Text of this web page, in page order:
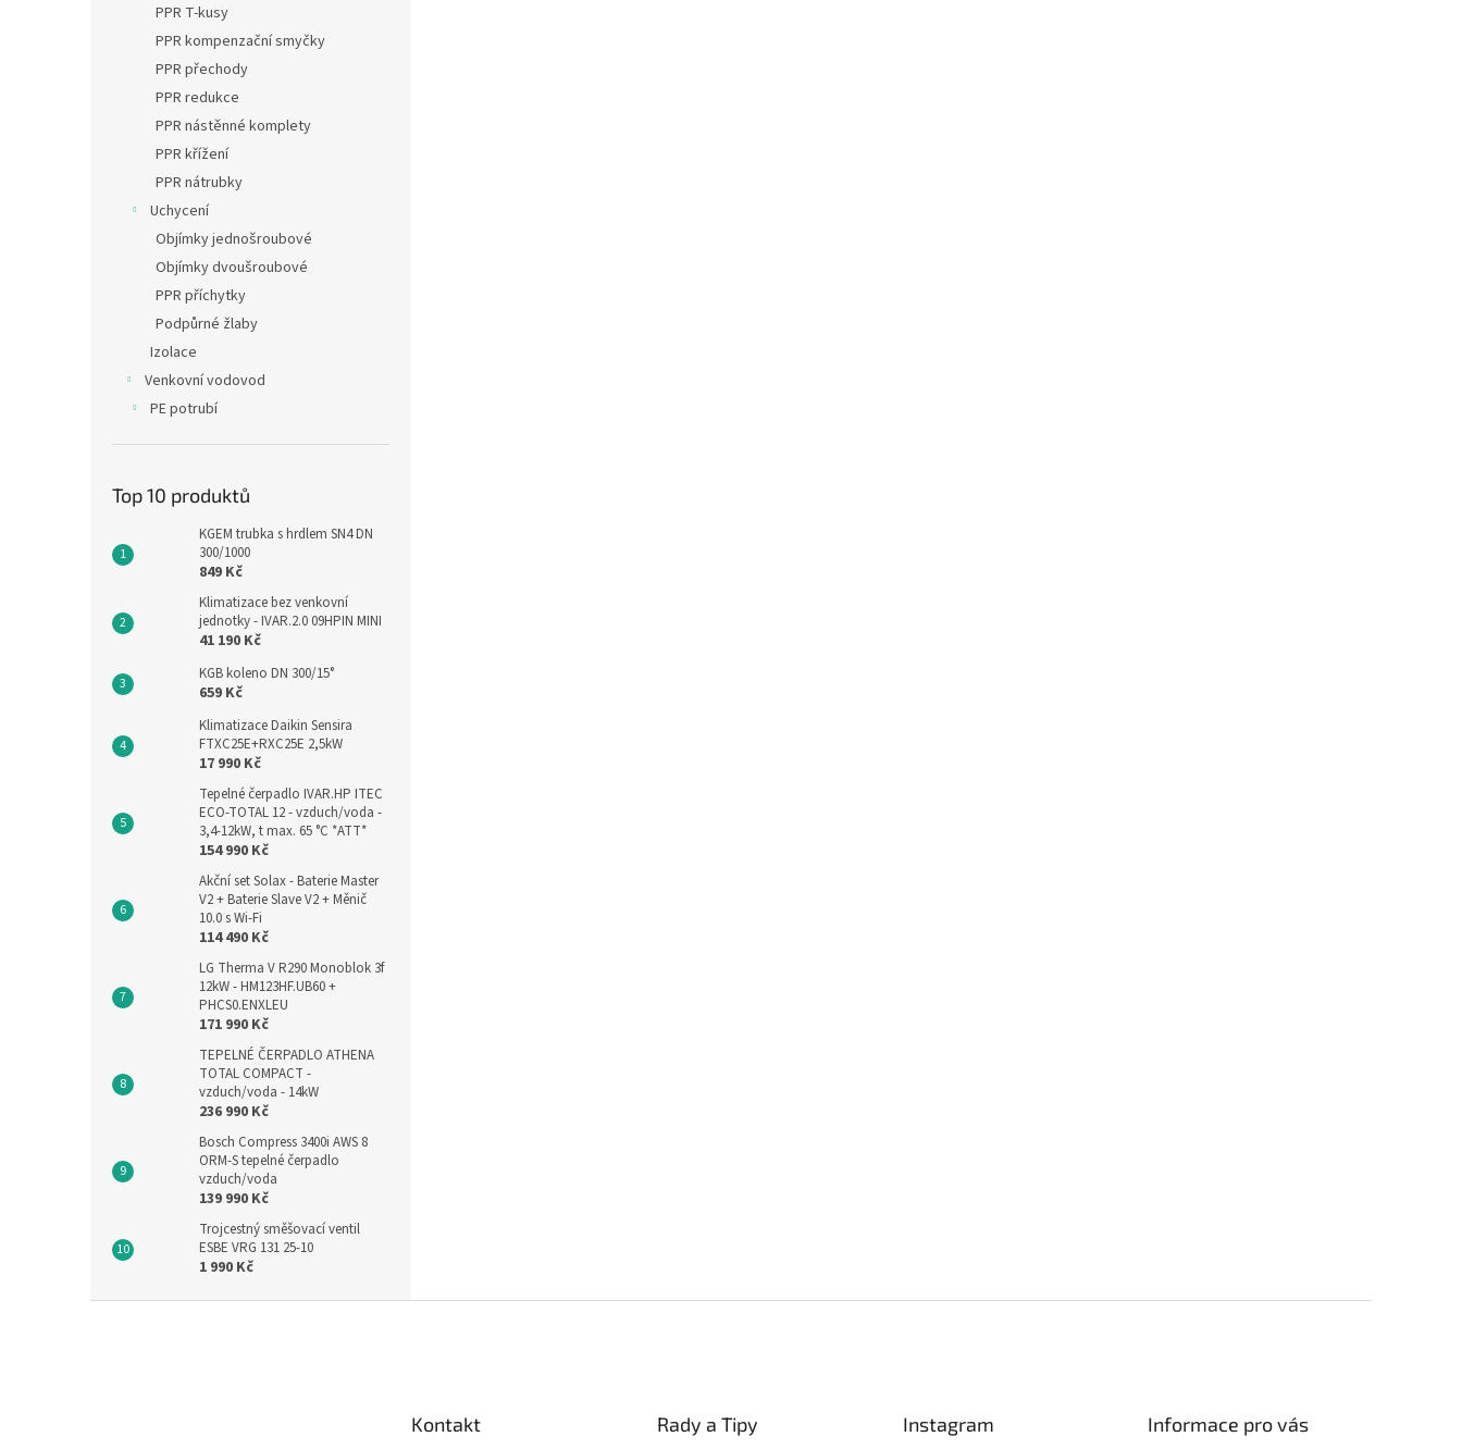
PPR T-kusy
PPR kompenzační smyčky
PPR přechody
PPR redukce
PPR nástěnné komplety
PPR křížení
PPR nátrubky
Uchycení
Objímky jednošroubové
Objímky dvoušroubové
PPR příchytky
Podpůrné žlaby
Izolace
Venkovní vodovod
PE potrubí
Top 10 produktů
KGEM trubka s hrdlem SN4 DN
300/1000
849 Kč
Klimatizace bez venkovní
jednotky - IVAR.2.0 09HPIN MINI
41 190 Kč
KGB koleno DN 300/15°
659 Kč
Klimatizace Daikin Sensira
FTXC25E+RXC25E 2,5kW
17 990 Kč
Tepelné čerpadlo IVAR.HP ITEC
ECO-TOTAL 12 - vzduch/voda -
3,4-12kW, t max. 65 °C *ATT*
154 990 Kč
Akční set Solax - Baterie Master
V2 + Baterie Slave V2 + Měnič
10.0 s Wi-Fi
114 490 Kč
LG Therma V R290 Monoblok 3f
12kW - HM123HF.UB60 +
PHCS0.ENXLEU
171 990 Kč
TEPELNÉ ČERPADLO ATHENA
TOTAL COMPACT -
vzduch/voda - 14kW
236 990 Kč
Bosch Compress 3400i AWS 8
ORM-S tepelné čerpadlo
vzduch/voda
139 990 Kč
Trojcestný směšovací ventil
ESBE VRG 131 25-10
1 990 Kč
Kontakt Rady a Tipy Instagram Informace pro vás